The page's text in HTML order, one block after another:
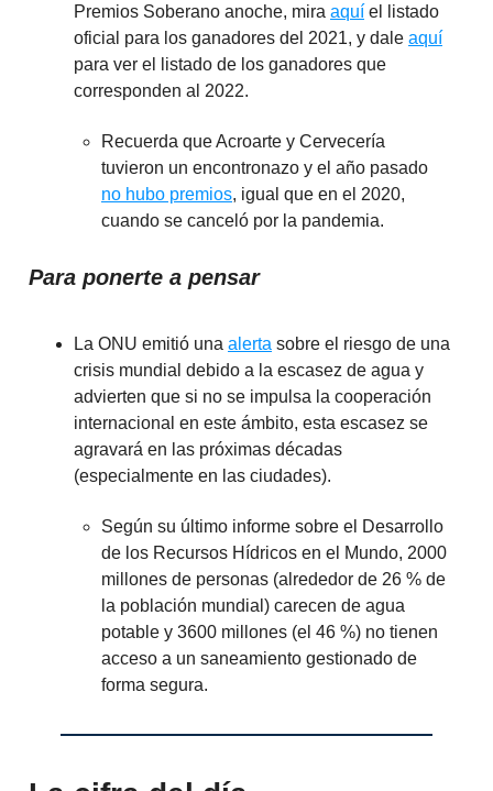
Premios Soberano anoche, mira aquí el listado
oficial para los ganadores del 2021, y dale aquí
para ver el listado de los ganadores que
corresponden al 2022.
Recuerda que Acroarte y Cervecería
tuvieron un encontronazo y el año pasado
no hubo premios, igual que en el 2020,
cuando se canceló por la pandemia.
Para ponerte a pensar
La ONU emitió una alerta sobre el riesgo de una
crisis mundial debido a la escasez de agua y
advierten que si no se impulsa la cooperación
internacional en este ámbito, esta escasez se
agravará en las próximas décadas
(especialmente en las ciudades).
Según su último informe sobre el Desarrollo
de los Recursos Hídricos en el Mundo, 2000
millones de personas (alrededor de 26 % de
la población mundial) carecen de agua
potable y 3600 millones (el 46 %) no tienen
acceso a un saneamiento gestionado de
forma segura.